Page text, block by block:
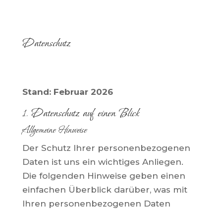
Datenschutz
Stand: Februar 2026
1. Datenschutz auf einen Blick
Allgemeine Hinweise
Der Schutz Ihrer personenbezogenen
Daten ist uns ein wichtiges Anliegen.
Die folgenden Hinweise geben einen
einfachen Überblick darüber, was mit
Ihren personenbezogenen Daten